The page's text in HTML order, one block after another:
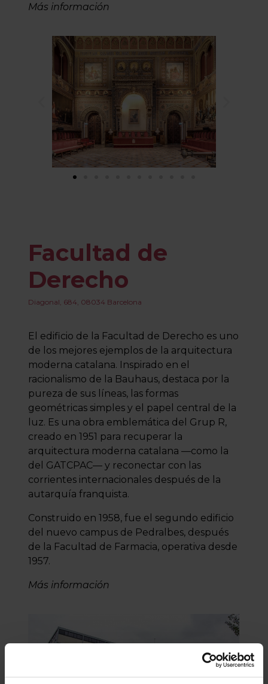
Más información
Facultad de
Derecho
Diagonal, 684, 08034 Barcelona
El edificio de la Facultad de Derecho es uno
de los mejores ejemplos de la arquitectura
moderna catalana. Inspirado en el
racionalismo de la Bauhaus, destaca por la
pureza de sus líneas, las formas
geométricas simples y el papel central de la
luz. Es una obra emblemática del Grup R,
creado en 1951 para recuperar la
arquitectura moderna catalana —como la
del GATCPAC— y reconectar con las
corrientes internacionales después de la
autarquía franquista.
Construido en 1958, fue el segundo edificio
del nuevo campus de Pedralbes, después
de la Facultad de Farmacia, operativa desde
1957.
Más información